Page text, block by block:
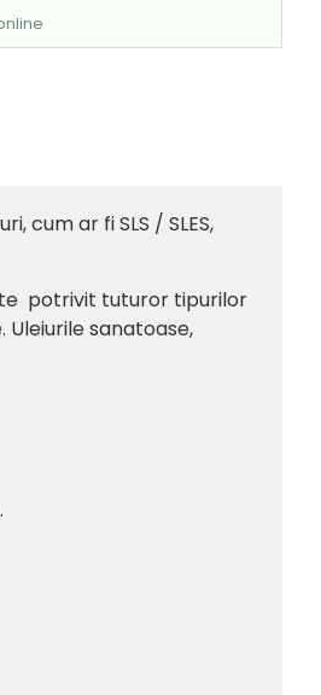
cum ar fi SLS / SLES,
potrivit tuturor tipurilor
sanatoase,